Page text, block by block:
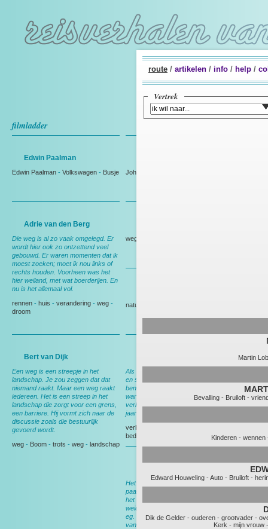
route / artikelen / info / help /
Martin
Bevalling - Bruiloft -
Kinderen - wennen
Edward Houweling-Auto- Bruiloft-
Dik de Gelder- ouderen- grootvader-
Kerk - mijn vrouw
Vertrek
filmladder
Edwin Paalman
Edwin Paalman - Volkswagen - Busje Johan Westmaas
Adrie van den Berg
Die weg is al zo vaak omgelegd. Er
wordt hier ook zo ontzettend veel
gebouwd. Er waren momenten dat ik
moest zoeken; moet ik nou links of
rechts houden. Voorheen was het
hier weiland, met wat boerderijen. En
nu is het allemaal vol.
rennen - huis - verandering - weg -
droom
weg
natuur
Bert van Dijk
Een weg is een streepje in het
landschap. Je zou zeggen dat dat
niemand raakt. Maar een weg raakt
iedereen. Het is een streep in het
landschap die zorgt voor een grens,
een barriere. Hij vormt zich naar de
discussie zoals die bestuurlijk
gevoerd wordt.
weg - Boom - trots - weg - landschap
Als ik hier rij denk ik aan ruimte, rust
en schapen. En aan thuis, want dan
ben ik op weg naar huis. Nog wel,
want over een maand ga ik
verhuizen, dan heb ik deze weg 15
jaar gereden.
verhuizen
bedrijf
Het meeste werk werd nog met het
paard gedaan. In het voorjaar werd
het land klaargemaakt voor het
weideseizoen. Met het paard voor de
eg. Ik liep er naast en zocht nestjes
van weidevogels.